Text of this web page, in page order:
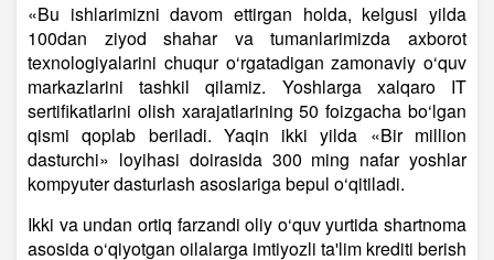
«Bu ishlarimizni davom ettirgan holda, kelgusi yilda
100dan ziyod shahar va tumanlarimizda axborot
texnologiyalarini chuqur o‘rgatadigan zamonaviy o‘quv
markazlarini tashkil qilamiz. Yoshlarga xalqaro IT
sertifikatlarini olish xarajatlarining 50 foizgacha bo‘lgan
qismi qoplab beriladi. Yaqin ikki yilda «Bir million
dasturchi» loyihasi doirasida 300 ming nafar yoshlar
kompyuter dasturlash asoslariga bepul o‘qitiladi.
Ikki va undan ortiq farzandi oliy o‘quv yurtida shartnoma
asosida o‘qiyotgan oilalarga imtiyozli ta'lim krediti berish